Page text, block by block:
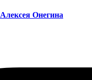
Алексея Онегина